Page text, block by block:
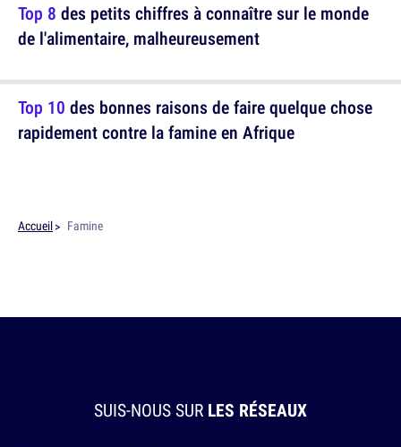
Top 8 des petits chiffres à connaître sur le monde
de l'alimentaire, malheureusement
Top 10 des bonnes raisons de faire quelque chose
rapidement contre la famine en Afrique
Accueil Famine
SUIS-NOUS SUR LES RÉSEAUX